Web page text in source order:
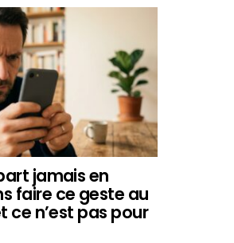
jamais en
faire ce geste au
ce n’est pas pour